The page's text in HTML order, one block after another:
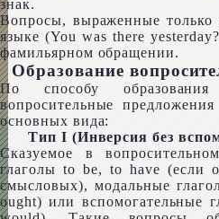
знак.
Вопросы, выраженные только
языке (You was there
фамильярном обращении.
Образование
По способу
вопросительные
основных вида:
Тип I (Инверсия без
Сказуемое в
глаголы to be, to have (если
смысловых), модальные
ought) или вспомогательные